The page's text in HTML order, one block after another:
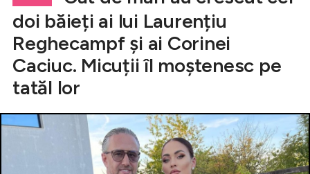
Vedete
Emisiuni TV
Horoscop
doi băieți ai lui Laurențiu
Reghecampf și ai Corinei
Caciuc. Micuții îl moștenesc pe
tatăl lor